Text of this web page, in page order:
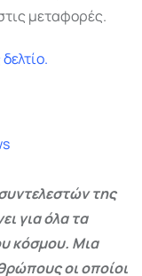
μεταφορές.
της
για όλα τα
κόσμου. Μια
οι οποίοι